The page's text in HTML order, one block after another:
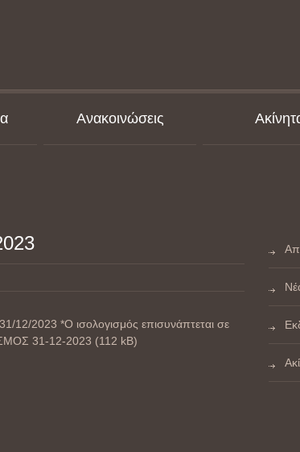
Ανακοινώσεις
12/2023 *Ο ισολογισμός επισυνάπτεται σε
31-12-2023 (112 kB)